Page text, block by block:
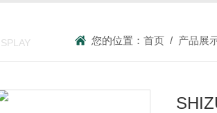
您的位置：首页 / 产品展